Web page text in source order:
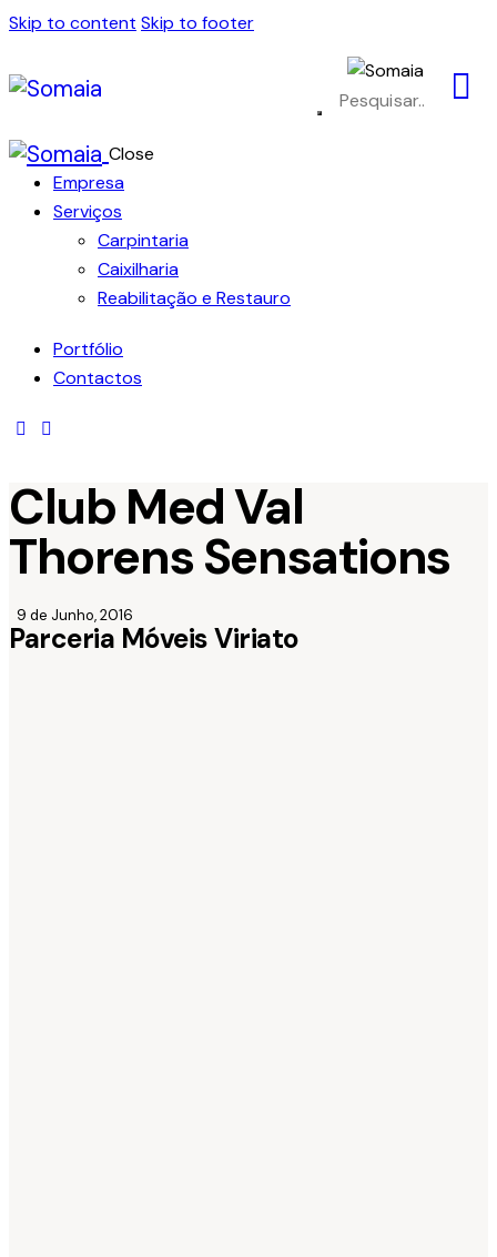
Skip to content Skip to footer
Close
Empresa
Serviços
Carpintaria
Caixilharia
Reabilitação e Restauro
Portfólio
Contactos
Club Med Val
Thorens Sensations
9 de Junho, 2016
Parceria Móveis Viriato